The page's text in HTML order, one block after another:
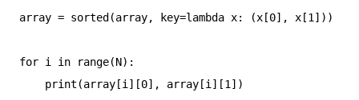
array = sorted(array, key=lambda x: (x[0], x[1]))
for i in range(N):